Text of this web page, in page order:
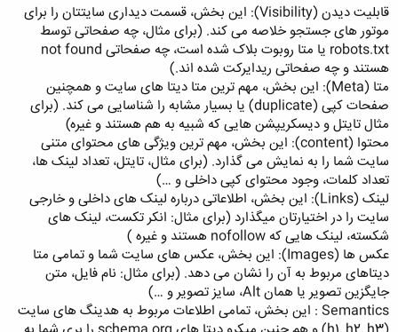
قابلیت دیدن (Visibility): این بخش، قسمت دیداری سایتتان را برای
موتور های جستجو خلاصه می کند. (برای مثال، چه صفحاتی توسط
robots.txt یا متا روبوت بلاک شده است، چه صفحاتی not found
هستند و چه صفحاتی ریدایرکت شده اند.)
متا (Meta): این بخش، مهم ترین متا دیتا های سایت و همچنین
صفحات کپی (duplicate) یا بسیار مشابه را شناسایی می کند. (برای
مثال تایتل و دیسکریپشن هایی که شبیه به هم هستند و غیره)
محتوا (content): این بخش، مهم ترین ویژگی های محتوای متنی
سایت شما را به نمایش می گذارد. (برای مثال، تایتل، تعداد لینک ها،
تعداد کلمات، وجود محتوای کپی داخلی و …)
لینک (Links): این بخش، اطلاعاتی درباره لینک های داخلی و خارجی
سایت را در اختیارتان میگذارد (برای مثال: انکر تکست، لینک های
شکسته، لینک هایی که nofollow هستند و غیره )
عکس ها (Images): این بخش، عکس های سایت شما و تمامی متا
دیتاهای مربوط به آن را نشان می دهد. (برای مثال: نام فایل، متن
جایگزین تصویر یا همان Alt، سایز تصویر و …)
Semantics : این بخش، تمامی اطلاعات مربوط به هدینگ های سایت